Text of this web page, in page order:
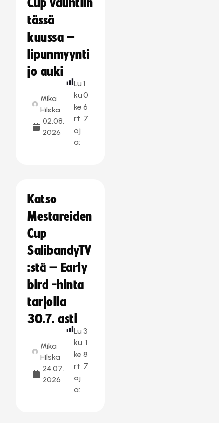
Cup vauhtiin
tässä
kuussa –
lipunmyynti
jo auki
Mika
Hilska
02.08.
2026
Lu
ku
ke
rt
oj
a:
1
0
6
7
Katso
Mestareiden
Cup
SalibandyTV
:stä – Early
bird -hinta
tarjolla
30.7. asti
Mika
Hilska
24.07.
2026
Lu
ku
ke
rt
oj
a:
3
1
8
7